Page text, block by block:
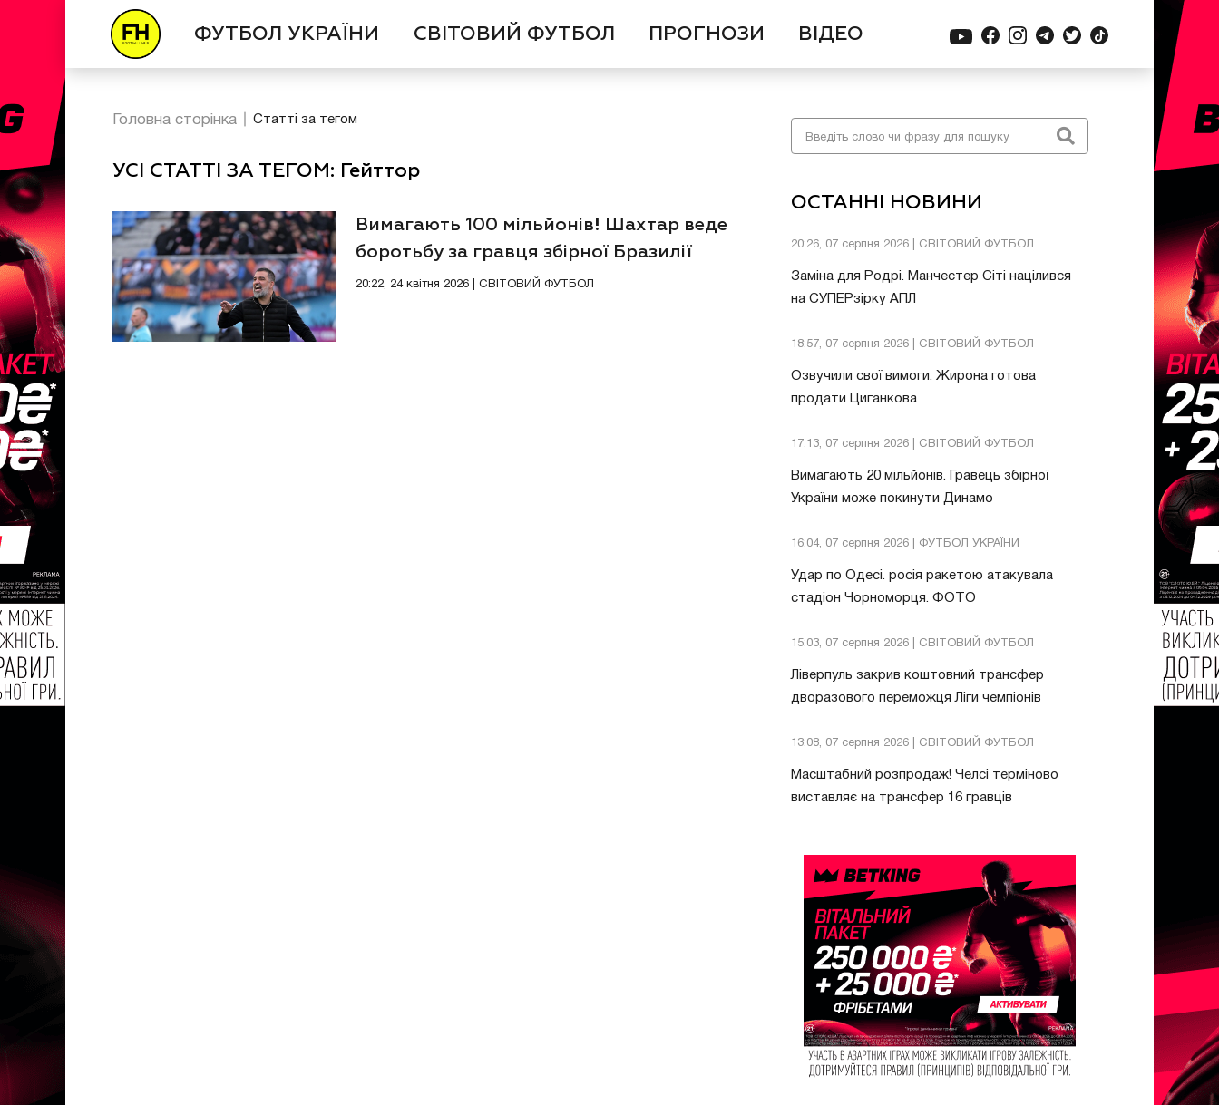
ФУТБОЛ УКРАЇНИ СВІТОВИЙ ФУТБОЛ ПРОГНОЗИ ВІДЕО
ОСТАННІ НОВИНИ
20:26, 07 серпня 2026 | СВІТОВИЙ ФУТБОЛ
Заміна для Родрі. Манчестер Сіті націлився
на СУПЕРзірку АПЛ
18:57, 07 серпня 2026 | СВІТОВИЙ ФУТБОЛ
Озвучили свої вимоги. Жирона готова
продати Циганкова
17:13, 07 серпня 2026 | СВІТОВИЙ ФУТБОЛ
Вимагають 20 мільйонів. Гравець збірної
України може покинути Динамо
16:04, 07 серпня 2026 | ФУТБОЛ УКРАЇНИ
Удар по Одесі. росія ракетою атакувала
стадіон Чорноморця. ФОТО
15:03, 07 серпня 2026 | СВІТОВИЙ ФУТБОЛ
Ліверпуль закрив коштовний трансфер
дворазового переможця Ліги чемпіонів
13:08, 07 серпня 2026 | СВІТОВИЙ ФУТБОЛ
Масштабний розпродаж! Челсі терміново
виставляє на трансфер 16 гравців
Головна сторінка Статті за тегом
УСІ СТАТТІ ЗА ТЕГОМ: Гейттор
Вимагають 100 мільйонів! Шахтар веде
боротьбу за гравця збірної Бразилії
20:22, 24 квітня 2026 | СВІТОВИЙ ФУТБОЛ